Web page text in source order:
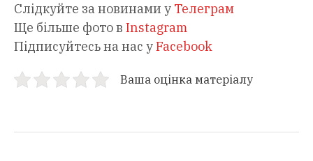
Слідкуйте за новинами у Телеграм
Ще більше фото в Instagram
Підписуйтесь на нас уFacebook
Ваша оцінка матеріалу